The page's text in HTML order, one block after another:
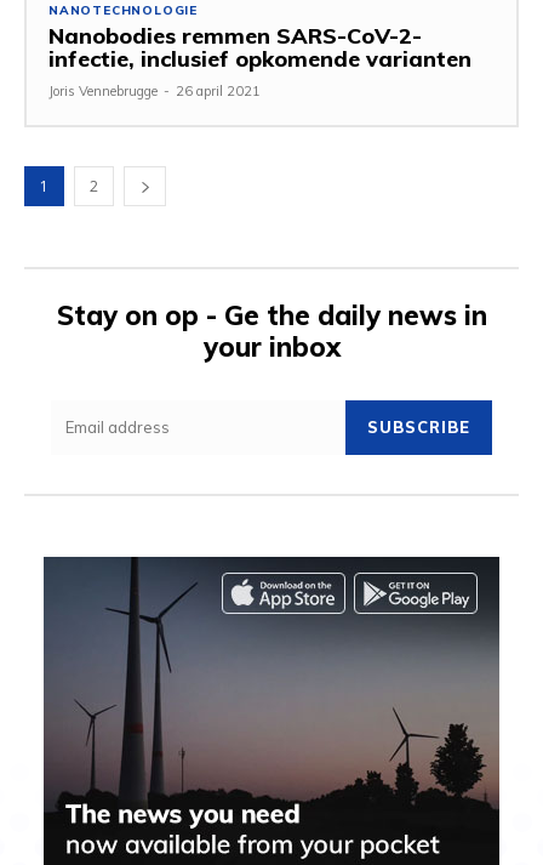
NANOTECHNOLOGIE
Nanobodies remmen SARS-CoV-2-
infectie, inclusief opkomende varianten
Joris Vennebrugge - 26 april 2021
1 2
Stay on op - Ge the daily news in
your inbox
SUBSCRIBE